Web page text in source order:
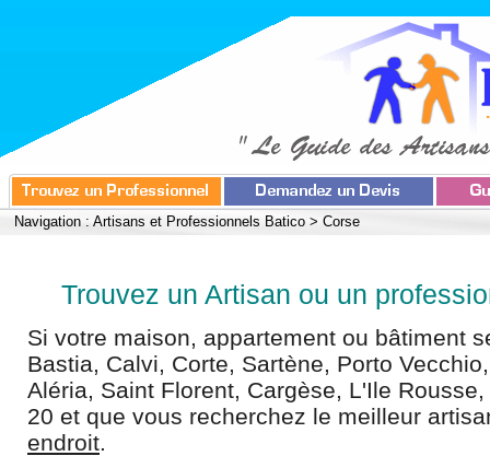
Navigation : Artisans et Professionnels Batico > Corse
Trouvez un Artisan ou un
Si votre maison, appartement ou bâtiment
Bastia, Calvi, Corte, Sartène, Porto
Aléria, Saint Florent, Cargèse, L'Ile
20 et que vous recherchez le meilleur
endroit.